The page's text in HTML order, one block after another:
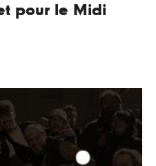
pour le Midi